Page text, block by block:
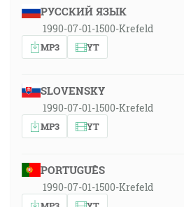
РУССКИЙ ЯЗЫК
1990-07-01-1500-Krefeld
MP3 YT
SLOVENSKY
1990-07-01-1500-Krefeld
MP3 YT
PORTUGUÊS
1990-07-01-1500-Krefeld